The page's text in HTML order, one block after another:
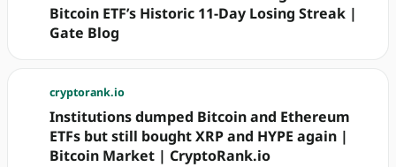
Bitcoin ETF’s Historic 11-Day Losing Streak |
Gate Blog
cryptorank.io
Institutions dumped Bitcoin and Ethereum
ETFs but still bought XRP and HYPE again |
Bitcoin Market | CryptoRank.io